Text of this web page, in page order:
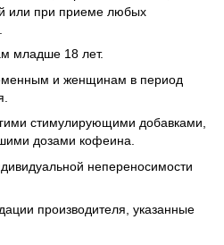
или при приеме любых
младше 18 лет.
и женщинам в период
стимулирующими добавками,
дозами кофеина.
непереносимости
производителя, указанные